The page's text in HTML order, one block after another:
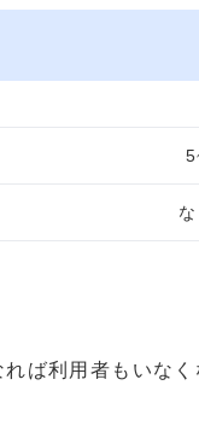
な
ば利用者もいな